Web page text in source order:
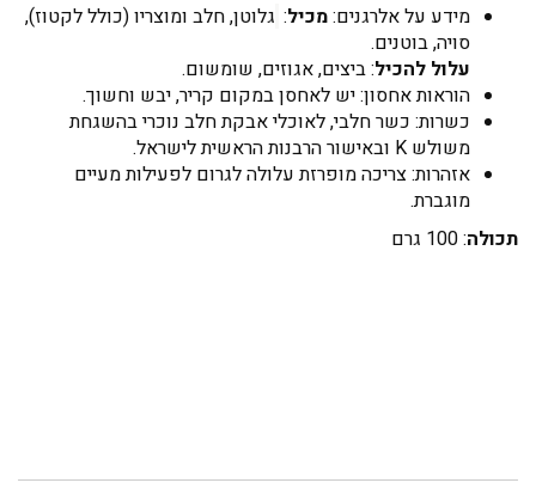
מידע על אלרגנים:מכיל: גלוטן, חלב ומוצריו (כולל לקטוז),
סויה, בוטנים.
עלול להכיל: ביצים, אגוזים, שומשום.
הוראות אחסון: יש לאחסן במקום קריר, יבש וחשוך.
כשרות: כשר חלבי, לאוכלי אבקת חלב נוכרי בהשגחת
משולש K ובאישור הרבנות הראשית לישראל.
אזהרות: צריכה מופרזת עלולה לגרום לפעילות מעיים
מוגברת.
תכולה: 100 גרם